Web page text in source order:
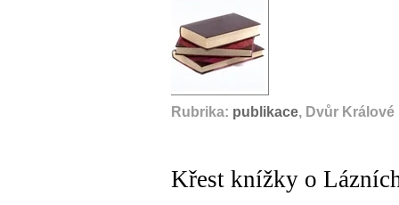
Rubrika: publikace, Dvůr Králové
Křest knížky o